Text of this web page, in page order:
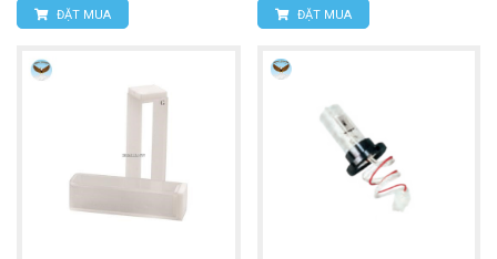
ĐẶT MUA ĐẶT MUA